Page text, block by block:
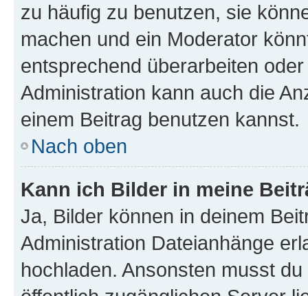
zu häufig zu benutzen, sie
machen und ein Moderator
entsprechend überarbeiten
Administration kann auch die
einem Beitrag benutzen kannst.
Nach oben
Kann ich Bilder in meine
Ja, Bilder können in deinem
Administration Dateianhänge
hochladen. Ansonsten musst